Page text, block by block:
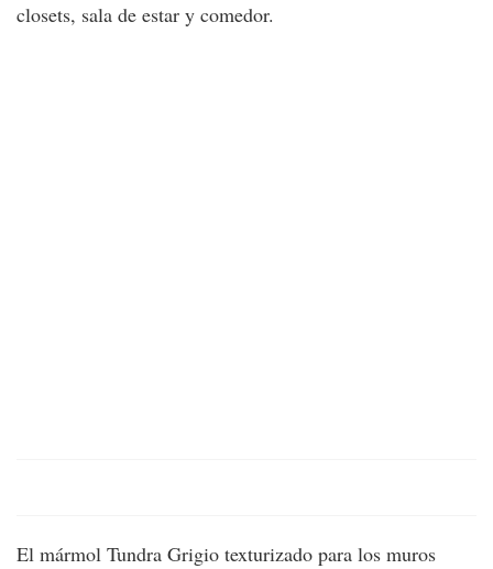
closets, sala de estar y comedor.
El mármol Tundra Grigio texturizado para los muros